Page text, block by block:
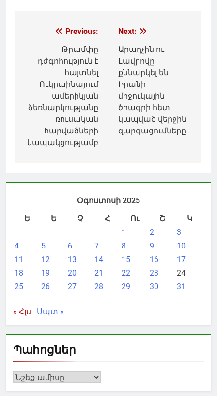
Գրառումների
նավարկումը
Previous:
Թրամփը
դժգոհություն է
հայտնել
Ուկրաինայում
ամերիկյան
ձեռնարկությանը
ռուսական
հարվածների
կապակցությամբ
Next:
Արաղչին ու
Լավրովը
քննարկել են
Իրանի
միջուկային
ծրագրի հետ
կապված վերջին
զարգացումները
Օգոստոսի 2025
Ե
Ե Չ Հ Ու Շ
Կ
1
2
3
4
5 6 7 8 9
10
11
12 13 14 15 16
17
18
19 20 21 22 23
24
25
26 27 28 29 30 31
« Հլս Սպտ »
Պահոցներ
Պահոցներ